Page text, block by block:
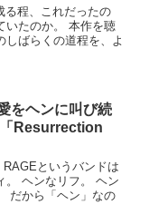
る程、これだったの
いたのか。 本作を聴
ばらくの道程を、よ
をヘンに叫び続
Resurrection
というバンドは
。 ヘンなリフ。 ヘン
だから「ヘン」なの